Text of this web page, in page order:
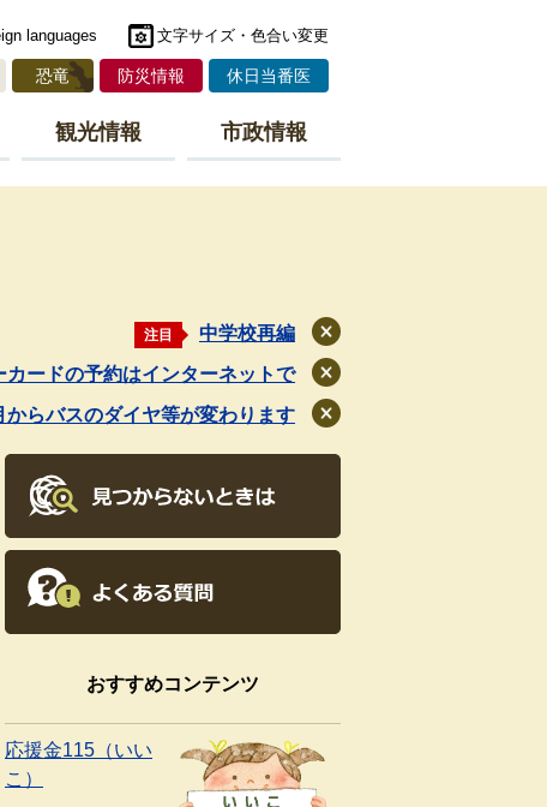
languages 文字サイズ・色合い変更
恐竜 防災情報 休日当番医
観光情報 市政情報
注目 中学校再編
閉
じ
る
カードの予約はインターネットで
閉
じ
る
からバスのダイヤ等が変わります
閉
おすすめコンテンツ
応援金115（いい
こ）